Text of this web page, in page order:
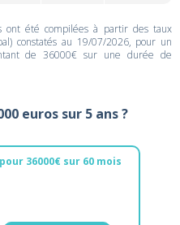
ont été compilées à partir des taux
constatés au 19/07/2026, pour un
de 36000€ sur une durée de
euros sur 5 ans ?
36000€ sur 60 mois